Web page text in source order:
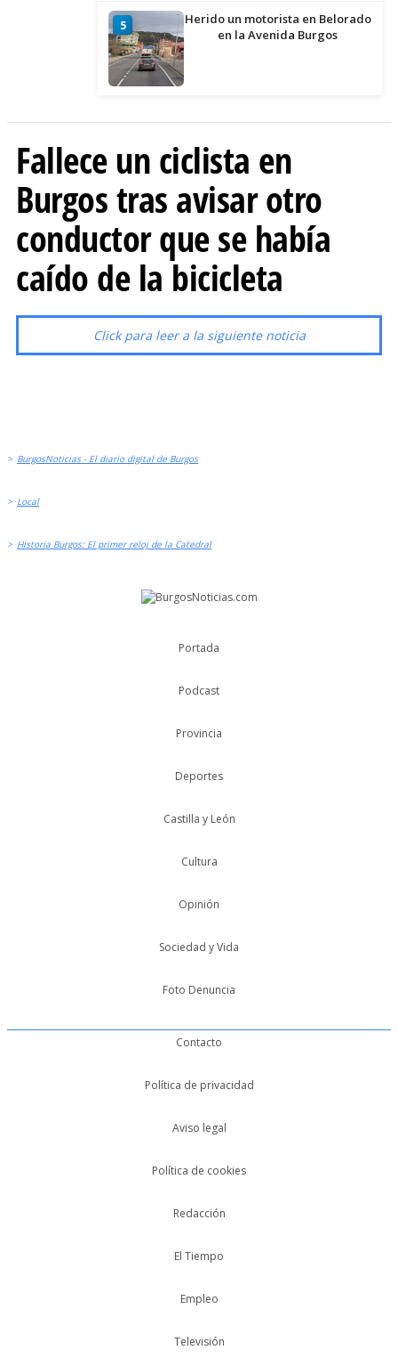
5
Herido un motorista en Belorado
en la Avenida Burgos
Fallece un ciclista en
Burgos tras avisar otro
conductor que se había
caído de la bicicleta
Click para leer a la siguiente noticia
> BurgosNoticias - El diario digital de Burgos
> Local
> Historia Burgos: El primer reloj de la Catedral
Portada
Podcast
Provincia
Deportes
Castilla y León
Cultura
Opinión
Sociedad y Vida
Foto Denuncia
Contacto
Política de privacidad
Aviso legal
Política de cookies
Redacción
El Tiempo
Empleo
Televisión